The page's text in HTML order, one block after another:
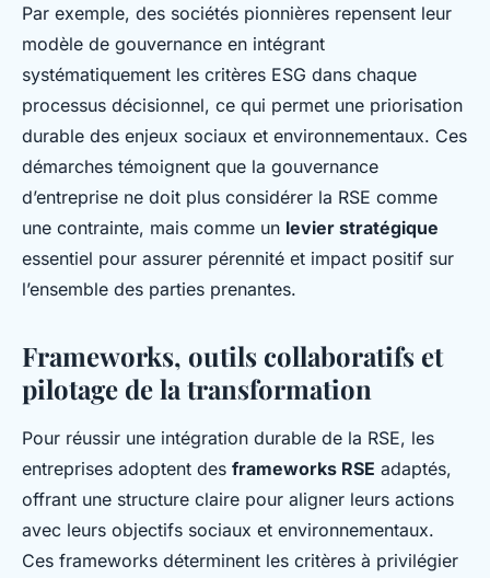
Par exemple, des sociétés pionnières repensent leur
modèle de gouvernance en intégrant
systématiquement les critères ESG dans chaque
processus décisionnel, ce qui permet une priorisation
durable des enjeux sociaux et environnementaux. Ces
démarches témoignent que la gouvernance
d’entreprise ne doit plus considérer la RSE comme
une contrainte, mais comme un levier stratégique
essentiel pour assurer pérennité et impact positif sur
l’ensemble des parties prenantes.
Frameworks, outils collaboratifs et
pilotage de la transformation
Pour réussir une intégration durable de la RSE, les
entreprises adoptent des frameworks RSE adaptés,
offrant une structure claire pour aligner leurs actions
avec leurs objectifs sociaux et environnementaux.
Ces frameworks déterminent les critères à privilégier